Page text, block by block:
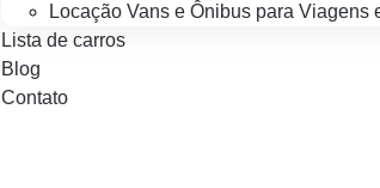
Locação Vans e Ônibus para Viagens
Lista de carros
Blog
Contato